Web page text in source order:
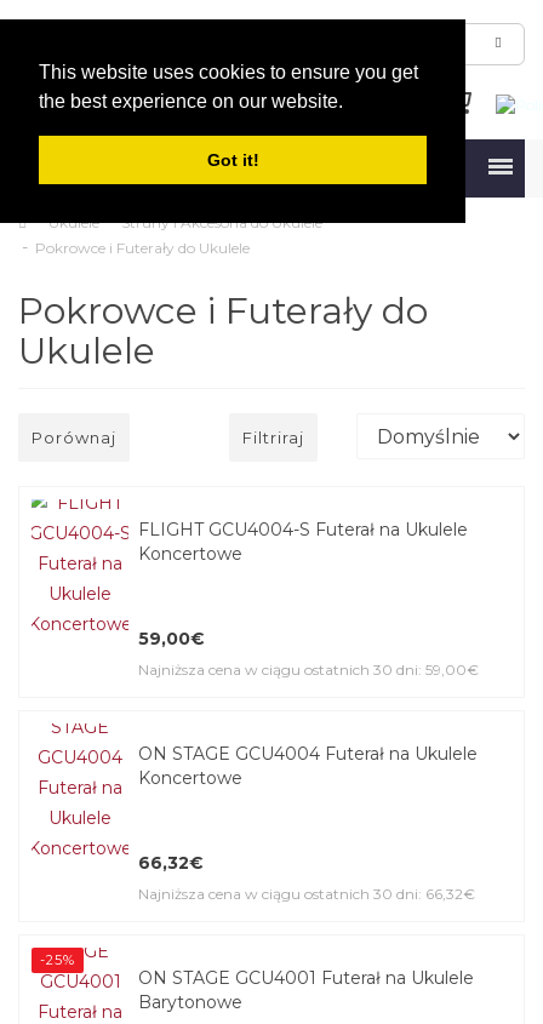
This website uses cookies to ensure you get
the best experience on our website.
Got it!
Ukulele
Struny i Akcesoria do Ukulele
Pokrowce i Futerały do Ukulele
Pokrowce i Futerały do
Ukulele
Porównaj Filtriraj
FLIGHT GCU4004-S Futerał na Ukulele
Koncertowe
59,00€
Najniższa cena w ciągu ostatnich 30 dni: 59,00€
ON STAGE GCU4004 Futerał na Ukulele
Koncertowe
66,32€
Najniższa cena w ciągu ostatnich 30 dni: 66,32€
-25%
ON STAGE GCU4001 Futerał na Ukulele
Barytonowe